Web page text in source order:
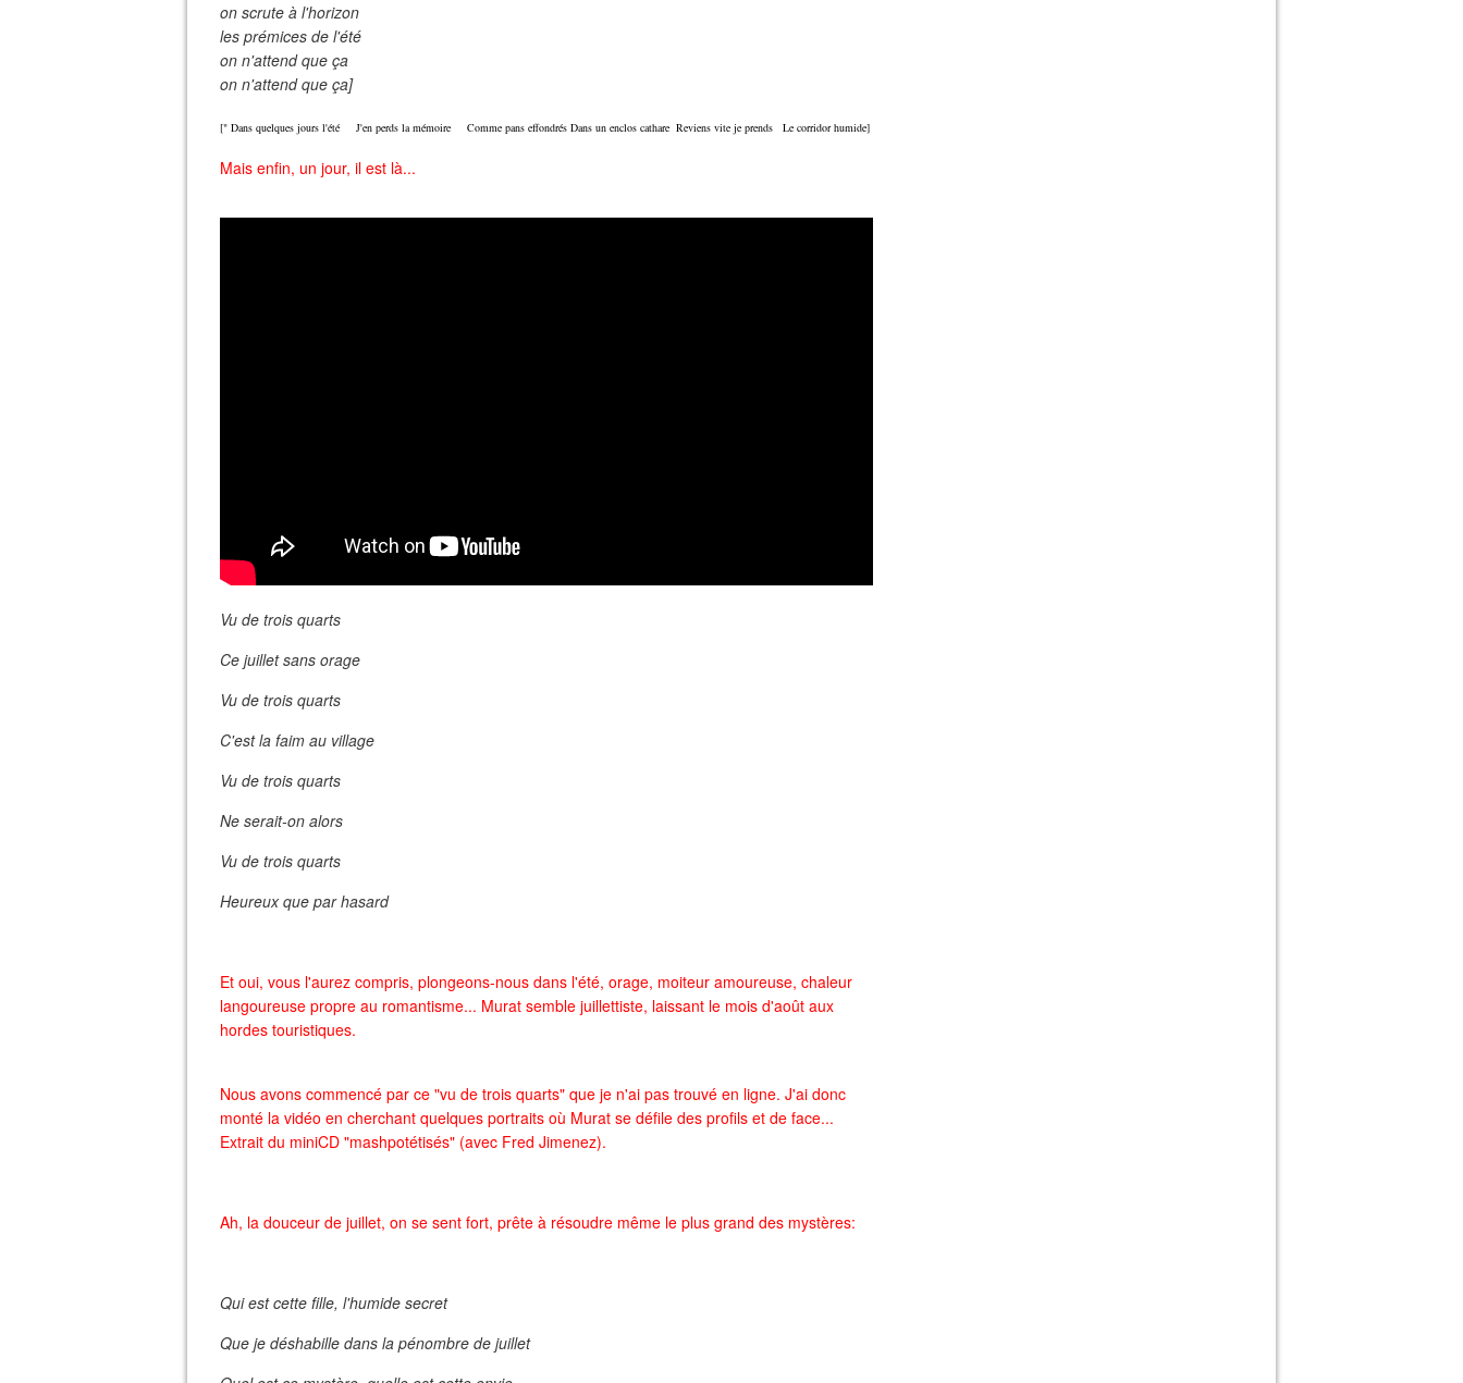
on scrute à l'horizon
les prémices de l'été
on n'attend que ça
on n'attend que ça]
[" Dans quelques jours l'été J'en perds la mémoire Comme pans effondrés Dans un enclos cathare Reviens vite je prends Le corridor humide]
Mais enfin, un jour, il est là...
Vu de trois quarts
Ce juillet sans orage
Vu de trois quarts
C'est la faim au village
Vu de trois quarts
Ne serait-on alors
Vu de trois quarts
Heureux que par hasard
Et oui, vous l'aurez compris, plongeons-nous dans l'été, orage, moiteur amoureuse, chaleur
langoureuse propre au romantisme... Murat semble juillettiste, laissant le mois d'août aux
hordes touristiques.
Nous avons commencé par ce "vu de trois quarts" que je n'ai pas trouvé en ligne. J'ai donc
monté la vidéo en cherchant quelques portraits où Murat se défile des profils et de face...
Extrait du miniCD "mashpotétisés" (avec Fred Jimenez).
Ah, la douceur de juillet, on se sent fort, prête à résoudre même le plus grand des mystères:
Qui est cette fille, l'humide secret
Que je déshabille dans la pénombre de juillet